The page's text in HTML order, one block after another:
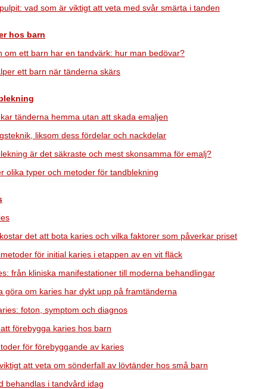
vad som är viktigt att veta med svår smärta i tanden
hos barn
om ett barn har en tandvärk: hur man bedövar?
ett barn när tänderna skärs
tänderna hemma utan att skada emaljen
liksom dess fördelar och nackdelar
är det säkraste och mest skonsamma för emalj?
olika typer och metoder för tandblekning
det att bota karies och vilka faktorer som påverkar priset
för initial karies i etappen av en vit fläck
från kliniska manifestationer till moderna behandlingar
göra om karies har dykt upp på framtänderna
foton, symptom och diagnos
förebygga karies hos barn
för förebyggande av karies
att veta om sönderfall av lövtänder hos små barn
behandlas i tandvård idag